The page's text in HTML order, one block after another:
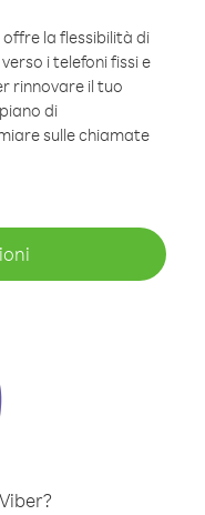
la flessibilità di
i telefoni fissi e
rinnovare il tuo
di
sulle chiamate